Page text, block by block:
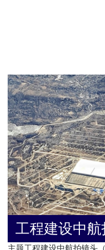
工程建设中航